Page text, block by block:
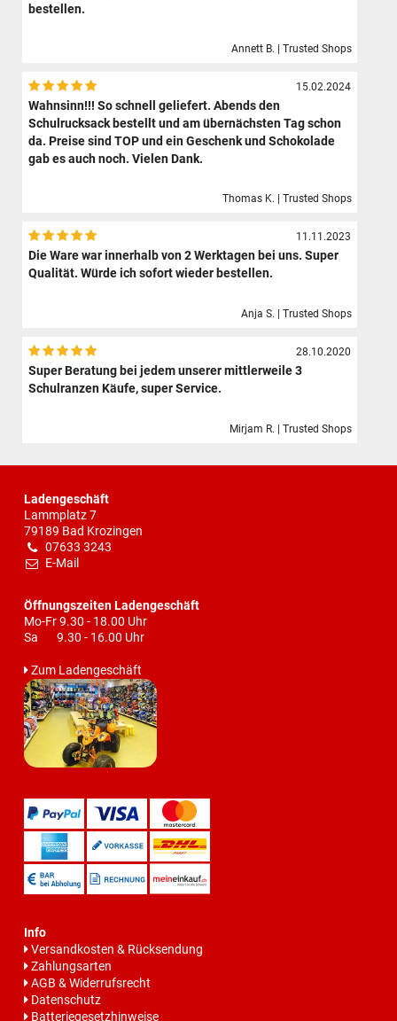
bestellen.
Annett B. | Trusted Shops
15.02.2024
Wahnsinn!!! So schnell geliefert. Abends den
Schulrucksack bestellt und am übernächsten Tag schon
da. Preise sind TOP und ein Geschenk und Schokolade
gab es auch noch. Vielen Dank.
Thomas K. | Trusted Shops
11.11.2023
Die Ware war innerhalb von 2 Werktagen bei uns. Super
Qualität. Würde ich sofort wieder bestellen.
Anja S. | Trusted Shops
28.10.2020
Super Beratung bei jedem unserer mittlerweile 3
Schulranzen Käufe, super Service.
Mirjam R. | Trusted Shops
Ladengeschäft
Lammplatz 7
79189 Bad Krozingen
07633 3243
E-Mail
Öffnungszeiten Ladengeschäft
Mo-Fr 9.30 - 18.00 Uhr
Sa 9.30 - 16.00 Uhr
Zum Ladengeschäft
Info
Versandkosten & Rücksendung
Zahlungsarten
AGB & Widerrufsrecht
Datenschutz
Batteriegesetzhinweise